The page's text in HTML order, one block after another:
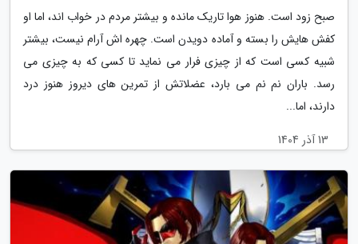
صبح زود است. هنوز هوا تاریک مانده و بیشتر مردم در خواب اند، اما او
کفش هایش را بسته و آماده دویدن است. چهره اش آرام نیست، بیشتر
شبیه کسی است که از چیزی فرار می نماید تا کسی که به چیزی می
رسد. باران نم نم می بارد، عضلاتش از تمرین های دیروز هنوز درد
دارند، اما...
13 آذر 1404